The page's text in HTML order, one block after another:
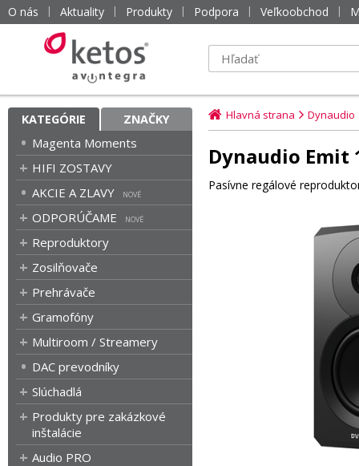
O nás Aktuality Produkty Podpora Veľkoobchod
KATEGÓRIE ZNAČKY
Magenta Moments
HIFI ZOSTAVY
AKCIE A ZLAVY
ODPORÚČAME
Reproduktory
Zosilňovače
Prehrávače
Gramofóny
Multiroom / Streamery
DAC prevodníky
Slúchadlá
Produkty pre zakázkové
inštalácie
Audio PRO
Hlavná strana Dynaudio
Dynaudio Emit
Pasívne regálové